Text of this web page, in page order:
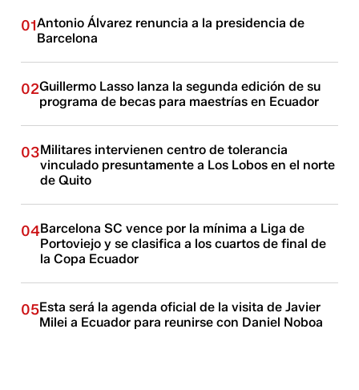
01Antonio Álvarez renuncia a la presidencia de
Barcelona
02Guillermo Lasso lanza la segunda edición de su
programa de becas para maestrías en Ecuador
03Militares intervienen centro de tolerancia
vinculado presuntamente a Los Lobos en el norte
de Quito
04Barcelona SC vence por la mínima a Liga de
Portoviejo y se clasifica a los cuartos de final de
la Copa Ecuador
05Esta será la agenda oficial de la visita de Javier
Milei a Ecuador para reunirse con Daniel Noboa